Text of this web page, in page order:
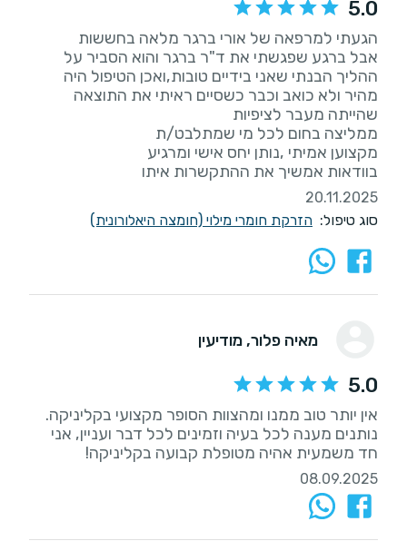
5.0
אבל ברגע שפגשתי את ד"ר ברגר והוא הסביר על
ההליך הבנתי שאני בידיים טובות,ואכן הטיפול היה
בוודאות אמשיך את ההתקשרות איתו
20.11.2025
סוג טיפול: הזרקת חומרי מילוי (חומצה היאלורונית)
מאיה פלור, מודיעין
5.0
נותנים מענה לכל בעיה וזמינים לכל דבר ועניין, אני
חד משמעית אהיה מטופלת קבועה בקליניקה!
08.09.2025